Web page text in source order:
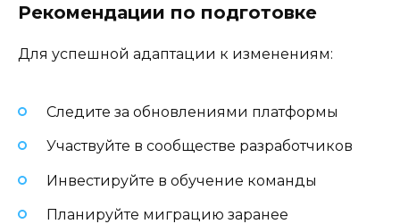
Рекомендации по подготовке
Для успешной адаптации к изменениям:
Следите за обновлениями платформы
Участвуйте в сообществе разработчиков
Инвестируйте в обучение команды
Планируйте миграцию заранее